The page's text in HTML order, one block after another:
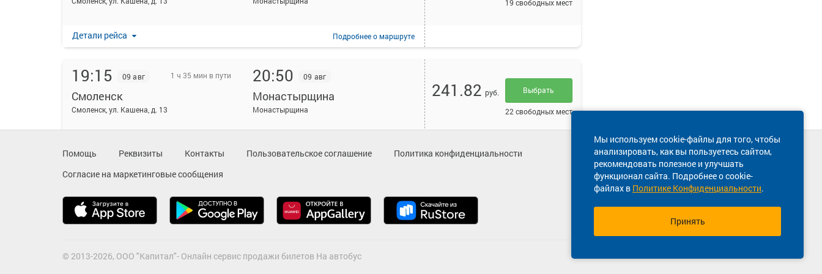
Детали рейса Подробнеео маршруте
19 свободных мест
19:15 09 авг 1 ч 35 мин в пути
Смоленск
Смоленск, ул. Кашена, д. 13
20:50 09 авг
Монастырщина
Монастырщина
241.82 руб. Выбрать
22 свободных мест
20:35
Смоленск
Смоленск, ул. Кашена, д. 13
Монастырщина
Монастырщина
Детали рейса Подробнее
241.82
Мы используем cookie-файлы для того, чтобы
анализировать, как вы пользуетесь сайтом,
рекомендовать полезное и улучшать
функционал сайта. Подробнее о cookie-
файлах в Политике Конфиденциальности.
Принять
Помощь Реквизиты Контакты Пользовательское соглашение
Политика конфиденциальности
Согласие на маркетинговые сообщения
Техническая поддержка сайта
8 800 600-03-38
© 2013-2026, ООО "Капитал"- Онлайн сервис продажи билетов На автобус